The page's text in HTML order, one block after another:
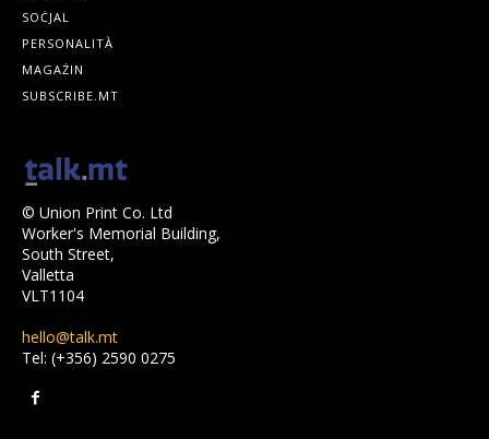
SOĊJAL
PERSONALITÀ
MAGAŻIN
SUBSCRIBE.MT
© Union Print Co. Ltd
Worker's Memorial Building,
South Street,
Valletta
VLT1104
hello@talk.mt
Tel: (+356) 2590 0275